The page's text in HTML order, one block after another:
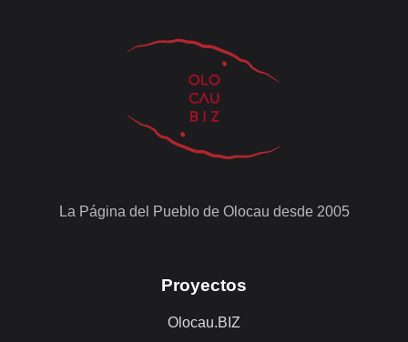
La Página del Pueblo de Olocau desde 2005
Proyectos
Olocau.BIZ